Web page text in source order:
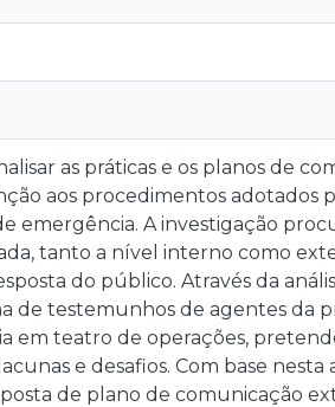
as práticas e os planos de
aos procedimentos adotados
emergência. A investigação
tanto a nível interno como
do público. Através da
de testemunhos de agentes da
em teatro de operações,
e desafios. Com base nesta
de plano de comunicação